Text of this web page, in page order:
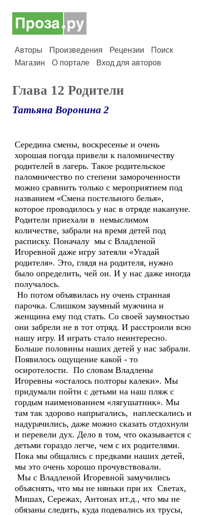
Авторы Произведения Рецензии
Поиск
Магазин
О портале Вход для авторов
Глава 12 Родители
Татьяна Воронина 2
Середина смены, воскресенье и очень
хорошая погода привели к паломничеству
родителей в лагерь. Такое родительское
паломничество по степени замороченности
можно сравнить только с мероприятием под
названием «Смена постельного белья»,
которое проводилось у нас в отряде накануне.
Родители приехали в немыслимом
количестве, забрали на время детей под
расписку. Поначалу мы с Владленой
Игоревной даже игру затеяли «Угадай
родителя». Это, глядя на родителя, нужно
было определить, чей он. И у нас даже иногда
получалось.
Но потом объявилась ну очень странная
парочка. Слишком заумный мужчина и
женщина ему под стать. Со своей заумностью
они забрели не в тот отряд. И расстроили всю
нашу игру. И играть стало неинтересно.
Больше половины наших детей у нас забрали.
Появилось ощущение какой - то
осиротелости. По словам Владлены
Игоревны «осталось полторы калеки». Мы
придумали пойти с детьми на наш пляж с
гордым наименованием «лягушатник». Мы
там так здорово напрыгались, наплескались и
надурачились, даже можно сказать отдохнули
и перевели дух. Дело в том, что оказывается с
детьми гораздо легче, чем с их родителями.
Пока мы общались с предками наших детей,
мы это очень хорошо прочувствовали.
Мы с Владленой Игоревной замучились
объяснять, что мы не няньки при их Светах,
Мишах, Сережах, Антонах ит.д., что мы не
обязаны следить, куда подевались их трусы,